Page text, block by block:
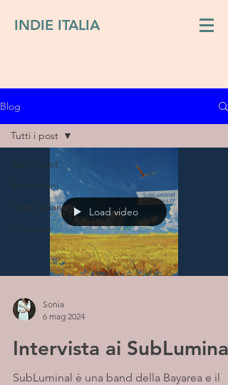
INDIE ITALIA
Blog
Tutti i post
Recensioni
Indie italiano
Interviste
Tutti i post
Load video
Sonia
6 mag 2024
Intervista ai SubLuminal
SubLuminal è una band della Bayarea e il